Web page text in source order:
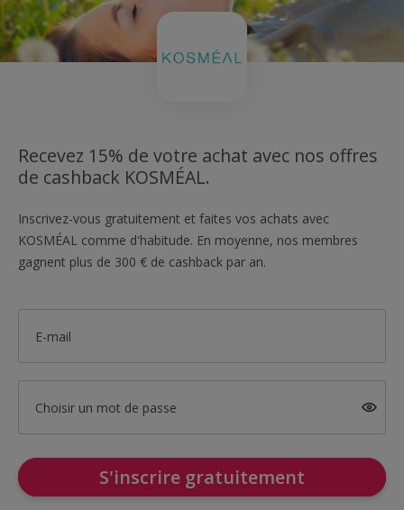
Recevez 15% de votre achat avec nos offres
de cashback KOSMÉAL.
Inscrivez-vous gratuitement et faites vos achats avec
KOSMÉAL comme d'habitude. En moyenne, nos membres
gagnent plus de 300 € de cashback par an.
E-mail
Choisir un mot de passe
S'inscrire gratuitement